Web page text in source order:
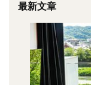
關於Yilan
個人著作
活動實況記錄
最新文章